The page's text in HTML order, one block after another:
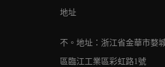
地址
不。地址：浙江省金華市婺
區臨江工業區彩虹路1號